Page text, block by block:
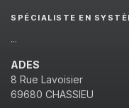
SPÉCIALISTE EN
...
ADES
8 Rue Lavoisier
69680 CHASSIEU